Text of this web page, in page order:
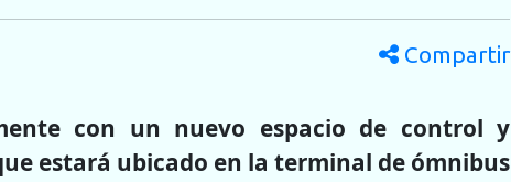
Compartir
con un nuevo espacio de control y
estará ubicado en la terminal de ómnibus